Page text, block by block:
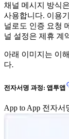
채널 메시지 방식
사용합니다. 이용
널로도 인증 요청
널 설정은 제휴 계
아래 이미지는 이
다.
전자서명 과정: 앱투앱
App to App 전자서